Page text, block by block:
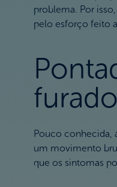
problema. Por
pelo esforço feito
Pouco conhecida,
um movimento
que os sintomas